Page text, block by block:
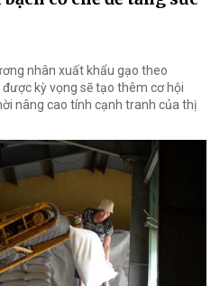
nhân xuất khẩu gạo theo
kỳ vọng sẽ tạo thêm cơ hội
nâng cao tính cạnh tranh của thị